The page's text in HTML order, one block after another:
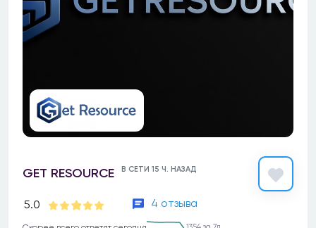
GET RESOURCE В СЕТИ 15 Ч. НАЗАД
5.0 4 отзыва